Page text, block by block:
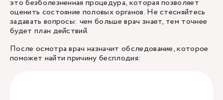
это безболезненная процедура, которая позволяет
оценить состояние половых органов. Не стесняйтесь
задавать вопросы: чем больше врач знает, тем точнее
будет план действий.
После осмотра врач назначит обследование, которое
поможет найти причину бесплодия: